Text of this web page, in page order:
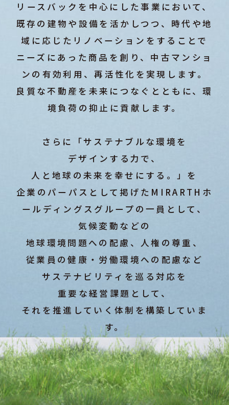
リースバックを中心にした事業において、
既存の建物や設備を活かしつつ、時代や地
域に応じたリノベーションをすることで
ニーズにあった商品を創り、中古マンショ
ンの有効利用、再活性化を実現します。
良質な不動産を未来につなぐとともに、環
境負荷の抑止に貢献します。
さらに「サステナブルな環境を
デザインする力で、
人と地球の未来を幸せにする。」を
企業のパーパスとして掲げたMIRARTHホ
ールディングスグループの一員として、
気候変動などの
地球環境問題への配慮、人権の尊重、
従業員の健康・労働環境への配慮など
サステナビリティを巡る対応を
重要な経営課題として、
それを推進していく体制を構築していま
す。